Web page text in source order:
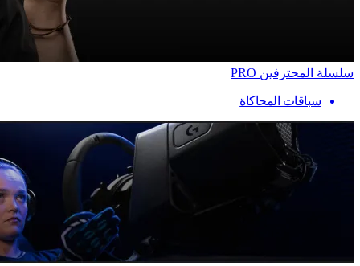
سلسلة المحترفين PRO
سباقات المحاكاة